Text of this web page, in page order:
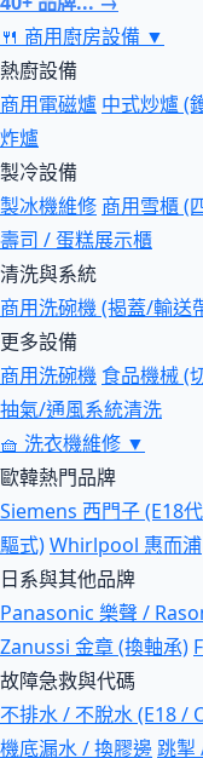
🍴 商用廚房設備 ▼
熱廚設備
商用電磁爐 中式炒爐 (
炸爐
製冷設備
製冰機維修 商用雪櫃 (
壽司 / 蛋糕展示櫃
清洗與系統
商用洗碗機 (揭蓋/輸送
更多設備
商用洗碗機 食品機械 (
抽氣/通風系統清洗
🧺 洗衣機維修 ▼
歐韓熱門品牌
Siemens 西門子 (E18
驅式)Whirlpool 惠而浦
日系與其他品牌
Panasonic 樂聲 /
Zanussi 金章 (換軸承)
故障急救與代碼
不排水 / 不脫水 (E18 /
機底漏水 / 換膠邊跳掣